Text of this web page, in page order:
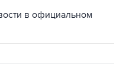
в официальном